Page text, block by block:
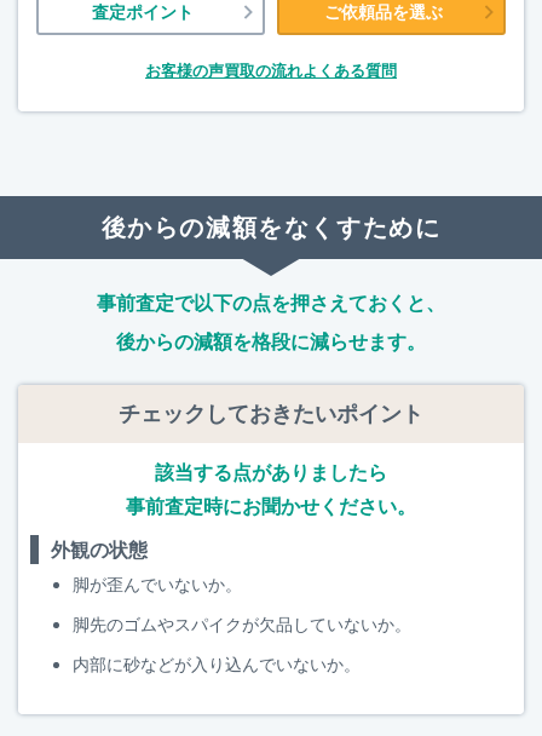
査定ポイント ご依頼品を選ぶ
お客様の声買取の流れよくある質問
後からの減額をなくすために
事前査定で以下の点を押さえておくと、
後からの減額を格段に減らせます。
チェックしておきたいポイント
該当する点がありましたら
事前査定時にお聞かせください。
外観の状態
脚が歪んでいないか。
脚先のゴムやスパイクが欠品していないか。
内部に砂などが入り込んでいないか。